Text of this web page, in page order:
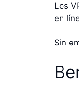
Los
en
Sin